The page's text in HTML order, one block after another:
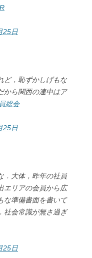
25日
ど，恥ずかしげもな
から関西の連中はア
総会
25日
．大体，昨年の社員
エリアの会員から広
な準備書面を書いて
社会常識が無さ過ぎ
25日